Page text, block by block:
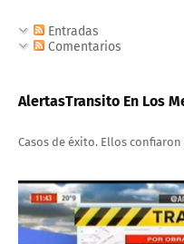
Entradas
Comentarios
AlertasTransito En Los
Casos de éxito. Ellos